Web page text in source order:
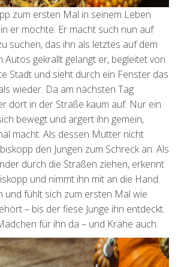
zum ersten Mal in seinem Leben
er möchte. Er macht such nun auf
suchen, das ihn als letztes auf dem
Autos gekrallt gelangt er, begleitet von
Stadt und sieht durch ein Fenster das
wieder. Da am nächsten Tag
dort in der Straße kaum auf. Nur ein
bewegt und ärgert ihn gemein,
macht. Als dessen Mutter nicht
den Jungen zum Schreck an. Als
durch die Straßen ziehen, erkennt
und nimmt ihn mit an die Hand.
und fühlt sich zum ersten Mal wie
– bis der fiese Junge ihn entdeckt.
für ihn da – und Krähe auch.